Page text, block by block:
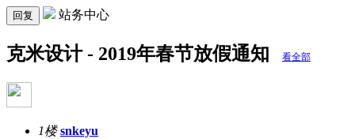
回复 站务中心
克米设计 - 2019年春节放假通知 看全部
1楼 snkeyu